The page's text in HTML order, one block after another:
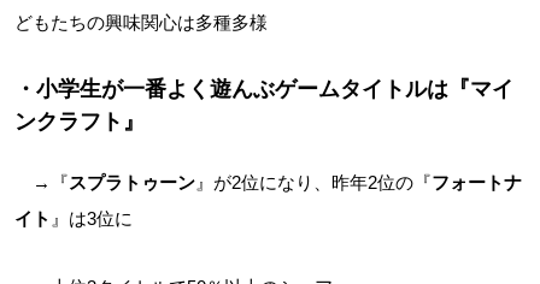
どもたちの興味関心は多種多様
・小学生が一番よく遊んぶゲームタイトルは『マイ
ンクラフト』
→『スプラトゥーン 』が2位になり、昨年2位の『フォートナ
イト 』は3位に